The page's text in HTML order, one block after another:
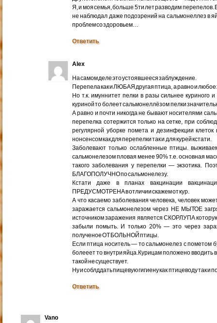
Я, и моя семья, больше 5ти лет разводим перепелов.
не наблюдал даже подозрений на сальмонеллез в
проблем со здоровьем…
Ответить
Alex
На самом деле это устоявшееся заблуждение.
Перепела как и ЛЮБАЯ другая птица, а равно и
Но т.к. имуннитет пелки в разы сильнее куриного
куриной то болеет сальмонеллёзом пелки
А равно и почти никогда не бывают носителями
перепелка сотержится только на сетке, при
регулярной уборке помета и дезинфекции
нонсенсом как для перепелки так и для курей кстати.
Заболевают только ослабленные птицы.
сальмонелезом пловая менее 90% т.е. основная
такого заболевания у перепелки — экзотика.
БЛАГОПОЛУЧНО по сальмонелезу.
Кстати даже в планах вакцинации
ПРЕДУСМОТРЕНА в отличии скажем от кур.
А что касаемо заболевания человека, человек
заражается сальмонелезом через НЕ МЫТОЕ
источником заражения является СКОРЛУПА
забыли помыть. И только 20% — это через
полученое ОТ БОЛЬНОЙ птицы.
Если птица носитель — то сальмонелез с пометом
болееет то внутри яйца.Курицам положено вводить
такой не существует.
Ну и соблддать пищевую гигиену как птицеводу так и
Ответить
Vano